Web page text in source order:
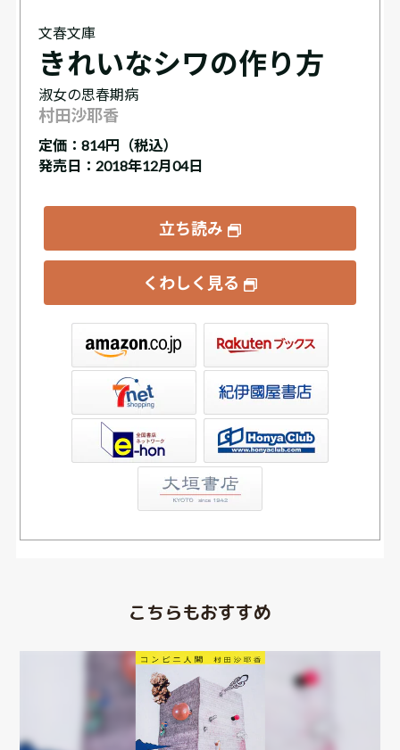
文春文庫
きれいなシワの作り方
淑女の思春期病
村田沙耶香
定価： 814円（税込）
発売日：2018年12月04日
立ち読み
くわしく見る
書店ウェブストア
こちらもおすすめ